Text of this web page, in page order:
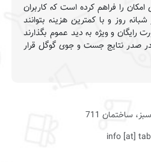
را فراهم کرده است که کاربران
24 ساعت از شبانه روز و با کمترین هزینه بتوانند
رایگان و ویژه به دید عموم بگذارند
صدر نتایج جست و جوی گوگل قرار
ساختمان 711
info [at]